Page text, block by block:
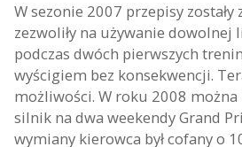
W sezonie 2007 przepisy
zezwoliły na używanie dowolnej
podczas dwóch pierwszych
wyścigiem bez konsekwencji.
możliwości. W roku 2008 można
silnik na dwa weekendy Grand
wymiany kierowca był cofany o